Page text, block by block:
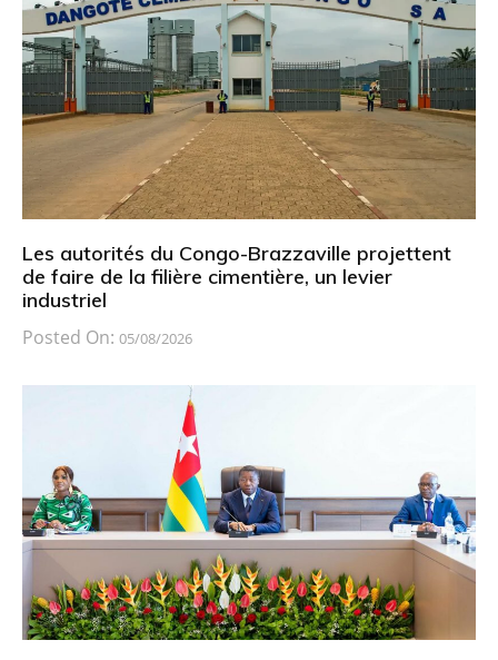
Les autorités du Congo-Brazzaville projettent
de faire de la filière cimentière, un levier
industriel
Posted On: 05/08/2026